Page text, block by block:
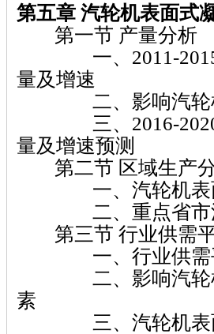
第五章 汽轮机表面式
第一节 产量分析
一、2011-2015年
量及增速
二、影响汽轮机
三、2016-2020年
量及增速预测
第二节 区域生产
一、汽轮机表面
二、重点省市汽
第三节 行业供需
一、行业供需
二、影响汽轮机
素
三、汽轮机表面